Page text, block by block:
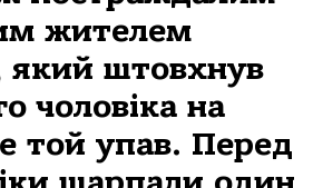
жителем
який штовхнув
чоловіка на
той упав. Перед